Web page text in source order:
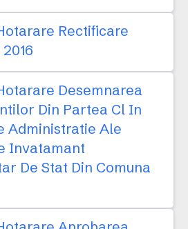
Rectificare
Desemnarea
Din Partea Cl In
Administratie Ale
Invatamant
De Stat Din Comuna